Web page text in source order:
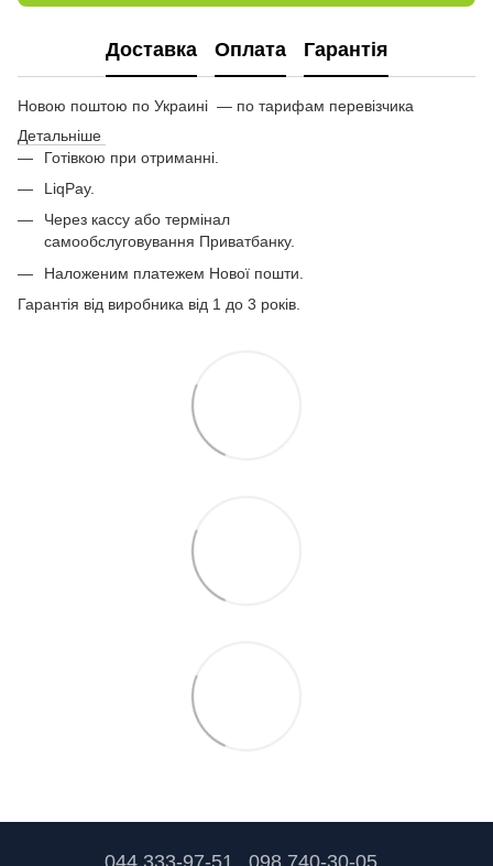
Доставка Оплата Гарантія
Новою поштою по Украині — по тарифам перевізчика
Детальніше
Готівкою при отриманні.
LiqPay.
Через кассу або термінал
самообслуговування Приватбанку.
Наложеним платежем Нової пошти.
Гарантія від виробника від 1 до 3 років.